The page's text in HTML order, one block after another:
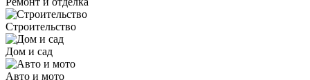
Строительство
Дом и сад
Авто и мото